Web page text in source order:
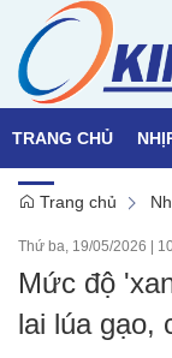
TRANG CHỦ
Trang chủ
Thứ ba, 19/05/2026
Mức độ
lai lúa gạo,